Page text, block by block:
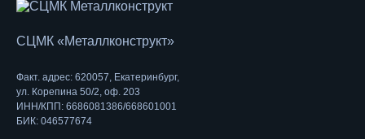
СЦМК «Металлконструкт»
Факт. адрес: 620057, Екатеринбург,
ул. Корепина 50/2, оф. 203
ИНН/КПП: 6686081386/668601001
БИК: 046577674